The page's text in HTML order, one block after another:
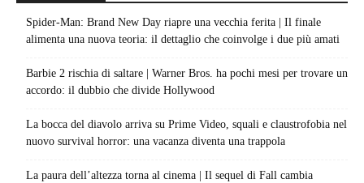
Spider-Man: Brand New Day riapre una vecchia ferita | Il finale
alimenta una nuova teoria: il dettaglio che coinvolge i due più amati
Barbie 2 rischia di saltare | Warner Bros. ha pochi mesi per trovare un
accordo: il dubbio che divide Hollywood
La bocca del diavolo arriva su Prime Video, squali e claustrofobia nel
nuovo survival horror: una vacanza diventa una trappola
La paura dell’altezza torna al cinema | Il sequel di Fall cambia